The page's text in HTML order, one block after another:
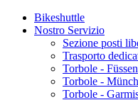
Bikeshuttle
Nostro Servizio
Sezione posti
Trasporto
Torbole - Füssen
Torbole -
Torbole -